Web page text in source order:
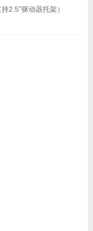
2.5"驱动器托架）